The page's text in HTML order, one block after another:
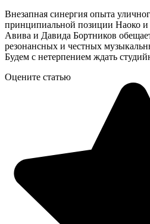
Внезапная синергия опыта
принципиальной позиции Наоко
Авива и Давида Бортников
резонансных и честных
Будем с нетерпением ждать
Оцените статью